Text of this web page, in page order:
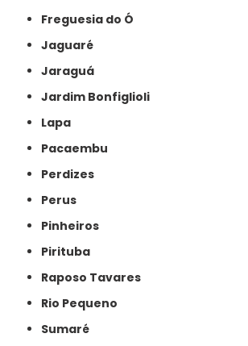
Freguesia do Ó
Jaguaré
Jaraguá
Jardim Bonfiglioli
Lapa
Pacaembu
Perdizes
Perus
Pinheiros
Pirituba
Raposo Tavares
Rio Pequeno
Sumaré